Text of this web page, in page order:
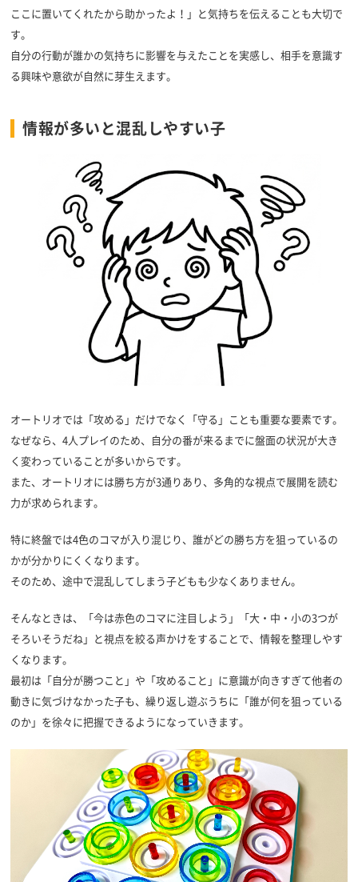
ここに置いてくれたから助かったよ！」と気持ちを伝えることも大切で
す。
自分の行動が誰かの気持ちに影響を与えたことを実感し、相手を意識す
る興味や意欲が自然に芽生えます。
情報が多いと混乱しやすい子
オートリオでは「攻める」だけでなく「守る」ことも重要な要素です。
なぜなら、4人プレイのため、自分の番が来るまでに盤面の状況が大き
く変わっていることが多いからです。
また、オートリオには勝ち方が3通りあり、多角的な視点で展開を読む
力が求められます。
特に終盤では4色のコマが入り混じり、誰がどの勝ち方を狙っているの
かが分かりにくくなります。
そのため、途中で混乱してしまう子どもも少なくありません。
そんなときは、「今は赤色のコマに注目しよう」「大・中・小の3つが
そろいそうだね」と視点を絞る声かけをすることで、情報を整理しやす
くなります。
最初は「自分が勝つこと」や「攻めること」に意識が向きすぎて他者の
動きに気づけなかった子も、繰り返し遊ぶうちに「誰が何を狙っている
のか」を徐々に把握できるようになっていきます。